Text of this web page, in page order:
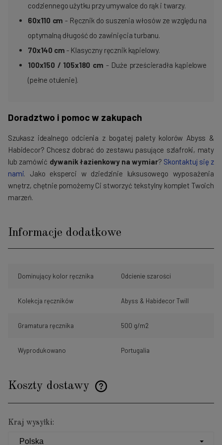
codziennego użytku przy umywalce do rąk i twarzy.
60x110 cm - Ręcznik do suszenia włosów ze względu na
optymalną długość do zawinięcia turbanu.
70x140 cm - Klasyczny ręcznik kąpielowy.
100x150 / 105x180 cm - Duże prześcieradła kąpielowe
(pełne otulenie).
Doradztwo i pomoc w zakupach
Szukasz idealnego odcienia z bogatej palety kolorów Abyss &
Habidecor? Chcesz dobrać do zestawu pasujące szlafroki, maty
lub zamówić dywanik łazienkowy na wymiar? Skontaktuj się z
nami. Jako eksperci w dziedzinie luksusowego wyposażenia
wnętrz, chętnie pomożemy Ci stworzyć tekstylny komplet Twoich
marzeń.
Informacje dodatkowe
Dominujący kolor ręcznika Odcienie szarości
Kolekcja ręczników Abyss & Habidecor Twill
Gramatura ręcznika 500 g/m2
Wyprodukowano Portugalia
Koszty dostawy
Cena nie zawiera ewentualnych kosztów płatności
Kraj wysyłki: